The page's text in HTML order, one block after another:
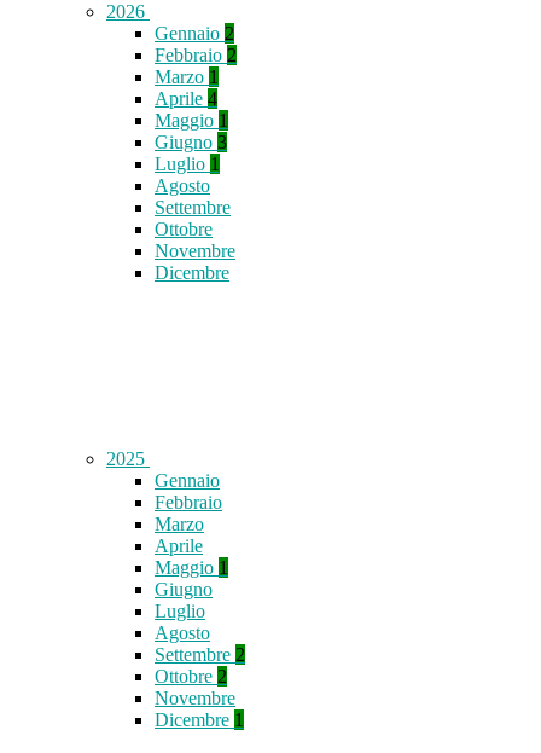
2026
Gennaio 2
Febbraio 2
Marzo 1
Aprile 4
Maggio 1
Giugno 3
Luglio 1
Agosto
Settembre
Ottobre
Novembre
Dicembre
2025
Gennaio
Febbraio
Marzo
Aprile
Maggio 1
Giugno
Luglio
Agosto
Settembre 2
Ottobre 2
Novembre
Dicembre 1